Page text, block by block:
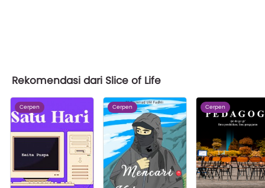
Rekomendasi dari Slice of Life
Cerpen Cerpen Cerpen